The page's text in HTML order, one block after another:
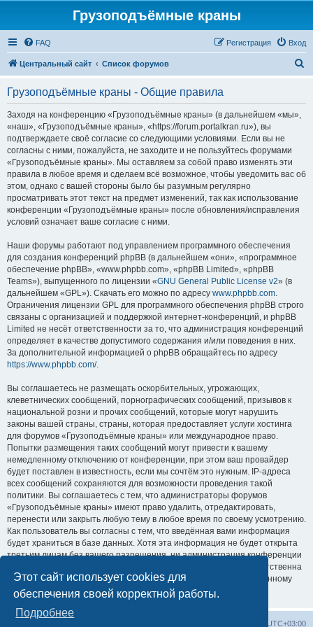
Этот сайт использует cookies для
обеспечения своей корректной работы.
Подробнее
Грузоподъёмные краны
FAQ Вход
Регистрация
Центральный сайт Список форумов
Грузоподъёмные краны - Общие правила
Заходя на конференцию «Грузоподъёмные краны» (в дальнейшем «мы»,
«наш», «Грузоподъёмные краны», «https://forum.portalkran.ru»), вы
подтверждаете своё согласие со следующими условиями. Если вы не
согласны с ними, пожалуйста, не заходите и не пользуйтесь форумами
«Грузоподъёмные краны». Мы оставляем за собой право изменять эти
правила в любое время и сделаем всё возможное, чтобы уведомить вас об
этом, однако с вашей стороны было бы разумным регулярно
просматривать этот текст на предмет изменений, так как использование
конференции «Грузоподъёмные краны» после обновления/исправления
условий означает ваше согласие с ними.
Наши форумы работают под управлением программного обеспечения
для создания конференций phpBB (в дальнейшем «они», «программное
обеспечение phpBB», «www.phpbb.com», «phpBB Limited», «phpBB
Teams»), выпущенного по лицензии «GNU General Public License v2» (в
дальнейшем «GPL»). Скачать его можно по адресу www.phpbb.com.
Ограничения лицензии GPL для программного обеспечения phpBB строго
связаны с организацией и поддержкой интернет-конференций, и phpBB
Limited не несёт ответственности за то, что администрация конференций
определяет в качестве допустимого содержания и/или поведения в них.
За дополнительной информацией о phpBB обращайтесь по адресу
https://www.phpbb.com/.
Вы соглашаетесь не размещать оскорбительных, угрожающих,
клеветнических сообщений, порнографических сообщений, призывов к
национальной розни и прочих сообщений, которые могут нарушить
законы вашей страны, страны, которая предоставляет услуги хостинга
для форумов «Грузоподъёмные краны» или международное право.
Попытки размещения таких сообщений могут привести к вашему
немедленному отключению от конференции, при этом ваш провайдер
будет поставлен в известность, если мы сочтём это нужным. IP-адреса
всех сообщений сохраняются для возможности проведения такой
политики. Вы соглашаетесь с тем, что администраторы форумов
«Грузоподъёмные краны» имеют право удалить, отредактировать,
перенести или закрыть любую тему в любое время по своему усмотрению.
Как пользователь вы согласны с тем, что введённая вами информация
будет храниться в базе данных. Хотя эта информация не будет открыта
третьим лицам без вашего разрешения, ни администрация конференции
«Грузоподъёмные краны», ни phpBB Limited не может быть ответственна
за действия хакеров, которые могут привести к несанкционированному
доступу к ней.
UTC+03:00